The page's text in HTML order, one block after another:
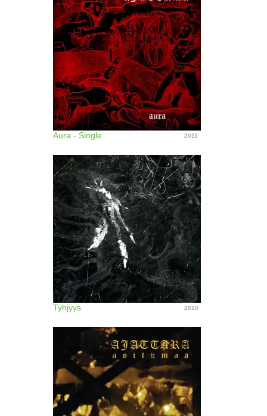
Aura - Single 2011
Tyhjyys 2010